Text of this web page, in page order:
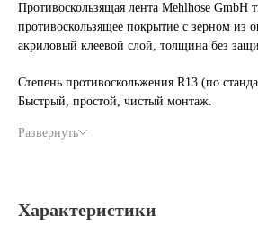
Противоскользящая лента Mehlhose
противоскользящее покрытие с зерном из
акриловый клеевой слой, толщина без
Степень противоскольжения R13 (по
Быстрый, простой, чистый монтаж.
Рекомендуется грунтование поверхности
Химически устойчива.
Развернуть
Характеристики